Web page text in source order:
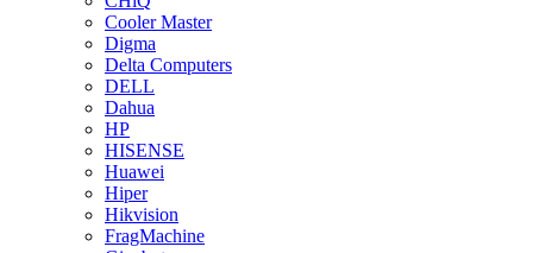
Cooler Master
Digma
Delta Computers
DELL
Dahua
HP
HISENSE
Huawei
Hiper
Hikvision
FragMachine